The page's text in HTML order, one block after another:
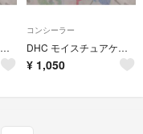
DHC モイスチュアケア フルカバー コンシーラー ナチュラルオークル02
コンシーラー
DHC モイスチュアケア フルカバー コンシーラー ナチュラルオークル02
¥ 1,050